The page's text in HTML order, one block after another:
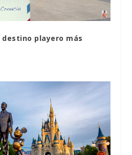
destino playero más